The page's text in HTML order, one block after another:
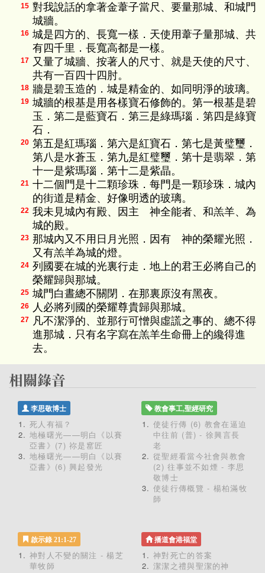
15 對我說話的拿著金葦子當尺、要量那城、和城門
城牆。
16 城是四方的、長寬一樣．天使用葦子量那城、共
有四千里．長寬高都是一樣。
17 又量了城牆、按著人的尺寸、就是天使的尺寸、
共有一百四十四肘。
18 牆是碧玉造的．城是精金的、如同明淨的玻璃。
19 城牆的根基是用各樣寶石修飾的。第一根基是碧
玉．第二是藍寶石．第三是綠瑪瑙．第四是綠寶
石．
20 第五是紅瑪瑙．第六是紅寶石．第七是黃璧璽．
第八是水蒼玉．第九是紅璧璽．第十是翡翠．第
十一是紫瑪瑙．第十二是紫晶。
21 十二個門是十二顆珍珠．每門是一顆珍珠．城內
的街道是精金、好像明透的玻璃。
22 我未見城內有殿、因主 神全能者、和羔羊、為
城的殿。
23 那城內又不用日月光照．因有 神的榮耀光照．
又有羔羊為城的燈。
24 列國要在城的光裏行走．地上的君王必將自己的
榮耀歸與那城。
25 城門白晝總不關閉．在那裏原沒有黑夜。
26 人必將列國的榮耀尊貴歸與那城。
27 凡不潔淨的、並那行可憎與虛謊之事的、總不得
進那城．只有名字寫在羔羊生命冊上的纔得進
去。
李思敬博士
死人有福？
地極曙光——明白《以賽
亞書》(7) 祢是窰匠
地極曙光——明白《以賽
亞書》(6) 興起發光
教會事工,聖經研究
使徒行傳 (6) 教會在逼迫
中往前 (普) - 徐興言長
老
從聖經看當今社會與教會
(2) 往事並不如煙 - 李思
敬博士
使徒行傳概覽 - 楊柏滿牧
師
啟示錄 21:1-27
神對人不變的關注 - 楊芝
華牧師
播道會港福堂
神對死亡的答案
潔潔之禮與聖潔的神